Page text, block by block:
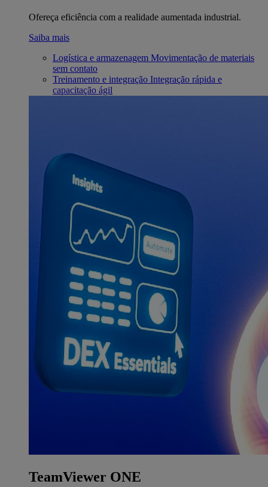
Ofereça eficiência com a realidade aumentada industrial.
Saiba mais
Logística e armazenagem Movimentação de materiais
sem contato
Treinamento e integração Integração rápida e
capacitação ágil
TeamViewer ONE